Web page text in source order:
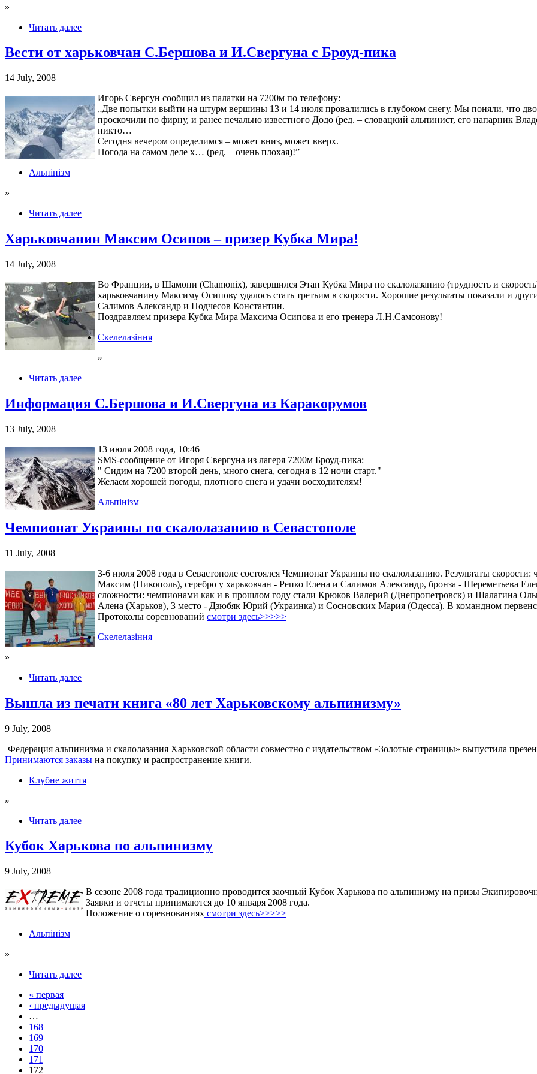
»
Читать далее
Вести от харьковчан С.Бершова и И.Свергуна с Броуд-пика
14 July, 2008
Игорь Свергун сообщил из палатки на 7200м по телефону:
„Две попытки выйти на штурм вершины 13 и 14 июля провалились в глубоком снегу. Мы поняли, что
проскочили по фирну, и ранее печально известного Додо (ред. – словацкий альпинист, его напарник
никто…
Сегодня вечером определимся – может вниз, может вверх.
Погода на самом деле х… (ред. – очень плохая)!”
Альпінізм
»
Читать далее
Харьковчанин Максим Осипов – призер Кубка Мира!
14 July, 2008
Во Франции, в Шамони (Chamonix), завершился Этап Кубка Мира по скалолазанию (трудность и
харьковчанину Максиму Осипову удалось стать третьим в скорости. Хорошие результаты показали и
Салимов Александр и Подчесов Константин.
Поздравляем призера Кубка Мира Максима Осипова и его тренера Л.Н.Самсонову!
Скелелазіння
»
Читать далее
Информация С.Бершова и И.Свергуна из Каракорумов
13 July, 2008
13 июля 2008 года, 10:46
SMS-сообщение от Игоря Свергуна из лагеря 7200м Броуд-пика:
" Сидим на 7200 второй день, много снега, сегодня в 12 ночи старт."
Желаем хорошей погоды, плотного снега и удачи восходителям!
Альпінізм
Чемпионат Украины по скалолазанию в Севастополе
11 July, 2008
3-6 июля 2008 года в Севастополе состоялся Чемпионат Украины по скалолазанию. Результаты
Максим (Никополь), серебро у харьковчан - Репко Елена и Салимов Александр, бронза - Шереметьева
сложности: чемпионами как и в прошлом году стали Крюков Валерий (Днепропетровск) и Шалагина
Алена (Харьков), 3 место - Дзюбяк Юрий (Украинка) и Сосновских Мария (Одесса). В командном
Протоколы соревнований смотри здесь>>>>>
Скелелазіння
»
Читать далее
Вышла из печати книга «80 лет Харьковскому альпинизму»
9 July, 2008
Федерация альпинизма и скалолазания Харьковской области совместно с издательством «Золотые страницы» выпустила
Принимаются заказы на покупку и распространение книги.
Клубне життя
»
Читать далее
Кубок Харькова по альпинизму
9 July, 2008
В сезоне 2008 года традиционно проводится заочный Кубок Харькова по альпинизму на призы
Заявки и отчеты принимаются до 10 января 2008 года.
Положение о соревнованиях смотри здесь>>>>>
Альпінізм
»
Читать далее
« первая
‹ предыдущая
…
168
169
170
171
172